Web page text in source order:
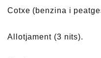
Cotxe (benzina i
Allotjament (3